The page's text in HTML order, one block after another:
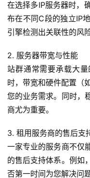
在选择多IP服务器时，
布在不同C段的独立IP
引擎检测出关联性的风险
2. 服务器带宽与性能
站群通常需要承载大
时，带宽和硬件配置（
您的业务需求。同时，
商尤为重要。
3. 租用服务商的售后支
一家专业的服务商不仅
的售后支持体系。例如
否第一时间为您解决问